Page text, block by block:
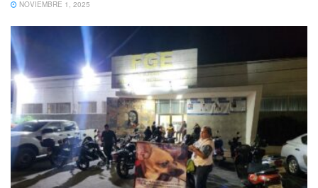
El masculino fue reportado como desaparecido el 27 de
abril de 2023. Hasta el momento se presume como
NOVIEMBRE 1, 2025